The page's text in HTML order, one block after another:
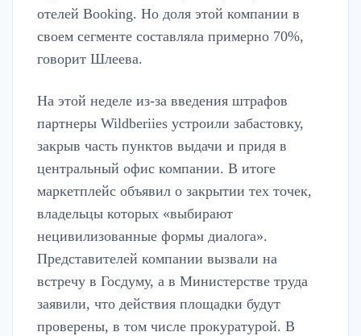
отелей Booking. Но доля этой компании в
своем сегменте составляла примерно 70%,
говорит Шлеева.
На этой неделе из-за введения штрафов
партнеры Wildberiies устроили забастовку,
закрыв часть пунктов выдачи и придя в
центральный офис компании. В итоге
маркетплейс объявил о закрытии тех точек,
владельцы которых «выбирают
нецивилизованные формы диалога».
Представителей компании вызвали на
встречу в Госдуму, а в Министерстве труда
заявили, что действия площадки будут
проверены, в том числе прокуратурой. В